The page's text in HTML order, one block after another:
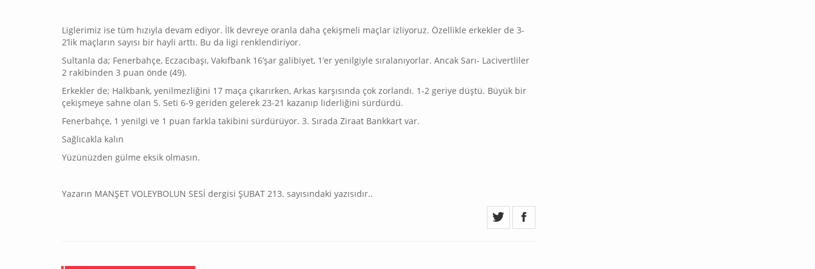
Liglerimiz ise tüm hızıyla devam ediyor. İlk devreye oranla daha çekişmeli maçlar izliyoruz. Özellikle erkekler de 3-
2’lik maçların sayısı bir hayli arttı. Bu da ligi renklendiriyor.
Sultanla da; Fenerbahçe, Eczacıbaşı, Vakıfbank 16’şar galibiyet, 1’er yenilgiyle sıralanıyorlar. Ancak Sarı- Lacivertliler
2 rakibinden 3 puan önde (49).
Erkekler de; Halkbank, yenilmezliğini 17 maça çıkarırken, Arkas karşısında çok zorlandı. 1-2 geriye düştü. Büyük bir
çekişmeye sahne olan 5. Seti 6-9 geriden gelerek 23-21 kazanıp liderliğini sürdürdü.
Fenerbahçe, 1 yenilgi ve 1 puan farkla takibini sürdürüyor. 3. Sırada Ziraat Bankkart var.
Sağlıcakla kalın
Yüzünüzden gülme eksik olmasın.
Yazarın MANŞET VOLEYBOLUN SESİ dergisi ŞUBAT 213. sayısındaki yazısıdır..